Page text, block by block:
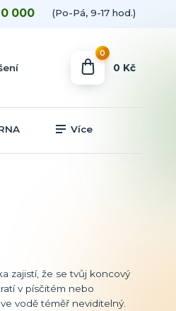
000 (Po-Pá, 9-17 hod.)
0
0 Kč
Více
zajistí, že se tvůj koncový
v písčitém nebo
vodě téměř neviditelný.